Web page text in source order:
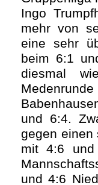
Ingo
mehr von
eine sehr
beim 6:1
diesmal
und 6:4.
gegen einen
mit 4:6 und
und 4:6